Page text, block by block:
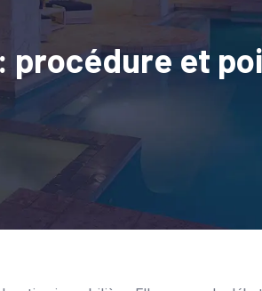
procédure et